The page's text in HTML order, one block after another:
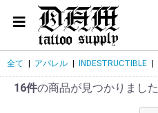
全て | アパレル | INDESTRUCTIBLE |
16件の商品が見つかりました